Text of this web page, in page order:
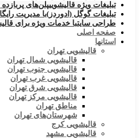
تبلیغات ویژه قالیشوییپلن‌های
تبلیغات گوگل (ادوردز)با مدیریت
طراحی سایتبا خدمات ویژه برای
صفحه اصلی
استانها
قالیشویی تهران
قالیشویی شمال تهران
قالیشویی جنوب تهران
قالیشویی غرب تهران
قالیشویی شرق تهران
قالیشویی مرکز تهران
مناطق تهران
شهرستان‌های تهران
قالیشویی کرج
قالیشویی مشهد